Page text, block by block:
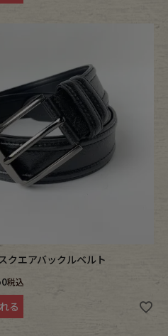
クエアバックルベルト
税込
る